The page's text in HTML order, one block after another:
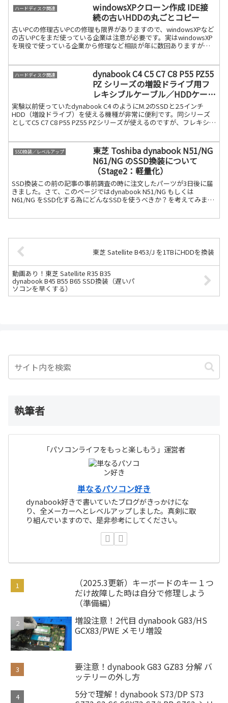
ハードディスク関連
windowsXPクローン作成 IDE接
続の古いHDDの丸ごとコピー
古いPCの修理古いPCの修理も限界がありますので、windowsXPなど
の古いPCをまだ使っている企業は注意が必要です。実はwindowsXP
を現役で使っている企業から修理など相談が年に数回ありますが、
ハードディスク関連
dynabook C4 C5 C7 C8 P55 PZ55
PZ シリーズの増設ドライブ用フ
レキシブルケーブル／HDDケーブ
ル
実験以前使っていたdynabook C4 のようにM.2のSSDと2.5インチ
HDD（増設ドライブ）を使える機種が非常に便利です。同シリーズ
としてC5 C7 C8 P55 PZ55 PZシリーズが使えるのですが、フレキシブ
SSD換装／レベルアップ
東芝 Toshiba dynabook N51/NG
N61/NG のSSD換装について
（Stage2：軽量化）
SSD換装この前の記事の事前調査の時に注文したパーツが3日後に届
きました。さて、このページではdynabook N51/NG もしくは
N61/NG をSSD化する為にどんなSSDを使うべきか？を考えてみまし
東芝 Satellite B453/J を1TBにHDDを換装
動画あり！東芝 Satellite R35 B35
dynabook B45 B55 B65 SSD換装（遅いパ
ソコンを早くする）
執筆者
「パソコンライフをもっと楽しもう」運営者
単なるパソコン好き
dynabook好きで書いていたブログがきっかけにな
り、全メーカーへとレベルアップしました。真剣に取
り組んでいますので、是非参考にしてください。
（2025.3更新）キーボードのキー１つ
だけ故障した時は自分で修理しよう
（準備編）
増設注意！2代目 dynabook G83/HS
GCX83/PWE メモリ増設
要注意！dynabook G83 GZ83 分解 バ
ッテリーの外し方
5分で理解！dynabook S73/DP S73